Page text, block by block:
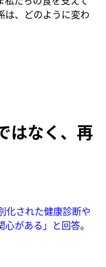
は、どのように変わ
はなく、再
化された健康診断や
心がある」と回答。